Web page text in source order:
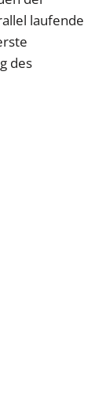
laufende
des